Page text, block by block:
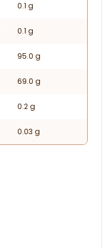
0.1 g
0.1 g
95.0 g
69.0 g
0.2 g
0.03 g